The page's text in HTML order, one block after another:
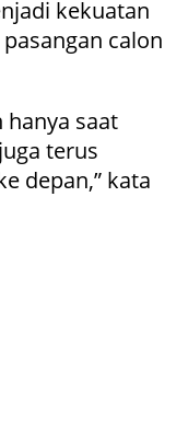
kekuatan
calon
hanya saat
terus
depan,” kata